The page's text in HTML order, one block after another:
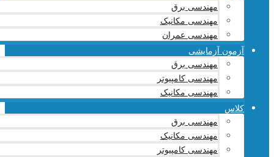
مهندسی برق
مهندسی مکانیک
مهندسی عمران
آزمون آزمایشی
مهندسی برق
مهندسی کامپیوتر
مهندسی مکانیک
کلاس
مهندسی برق
مهندسی مکانیک
مهندسی کامپیوتر